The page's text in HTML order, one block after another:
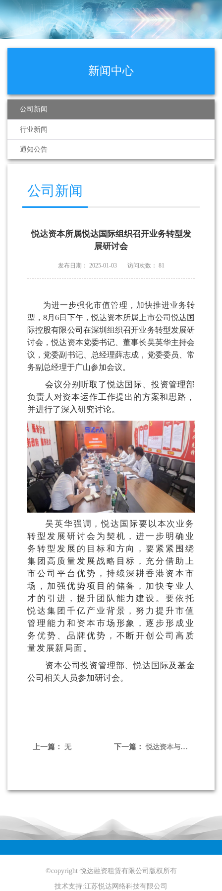
新闻中心
公司新闻
行业新闻
通知公告
公司新闻
悦达资本所属悦达国际组织召开业务转型发
展研讨会
发布日期： 2025-01-03访问次数： 81
为进一步强化市值管理，加快推进业务转
型，8月6日下午，悦达资本所属上市公司悦达国
际控股有限公司在深圳组织召开业务转型发展研
讨会，悦达资本党委书记、董事长吴英华主持会
议，党委副书记、总经理薛志成，党委委员、常
务副总经理于广山参加会议。
会议分别听取了悦达国际、投资管理部
负责人对资本运作工作提出的方案和思路，
并进行了深入研究讨论。
吴英华强调，悦达国际要以本次业务
转型发展研讨会为契机，进一步明确业
务转型发展的目标和方向，要紧紧围绕
集团高质量发展战略目标，充分借助上
市公司平台优势，持续深耕香港资本市
场，加强优势项目的储备，加快专业人
才的引进，提升团队能力建设。要依托
悦达集团千亿产业背景，努力提升市值
管理能力和资本市场形象，逐步形成业
务优势、品牌优势，不断开创公司高质
量发展新局面。
资本公司投资管理部、悦达国际及基金
公司相关人员参加研讨会。
上一篇：无 下一篇：悦达资本与临沂城发资本交流座谈
©copyright 悦达融资租赁有限公司版权所有
技术支持:江苏悦达网络科技有限公司